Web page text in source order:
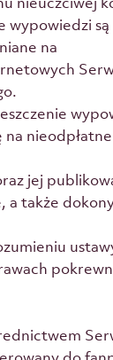
wypowiedzi są
na
na
jej
a także